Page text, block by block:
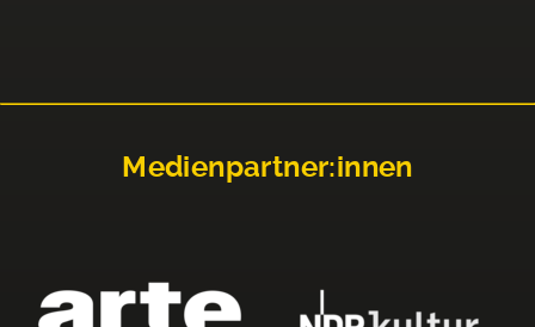
Medienpartner:innen